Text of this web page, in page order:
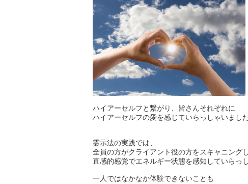
ハイアーセルフと繋がり、皆さんそれぞれに
ハイアーセルフの愛を感じていらっしゃいました
霊示法の実践では、
全員の方がクライアント役の方をスキャニングし
直感的感覚でエネルギー状態を感知していらっ
一人ではなかなか体験できないことも